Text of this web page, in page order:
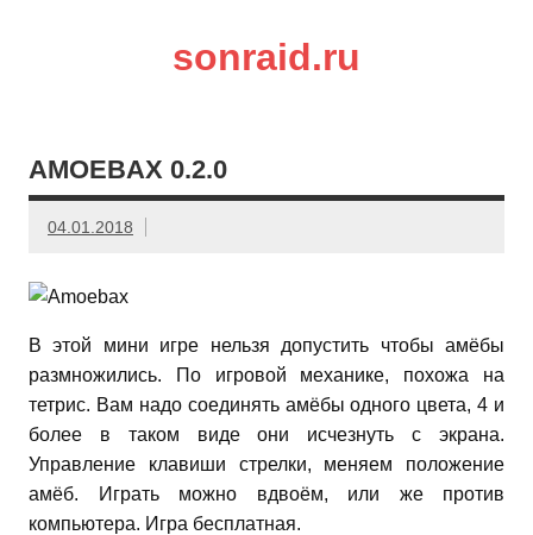
sonraid.ru
AMOEBAX 0.2.0
04.01.2018
В этой мини игре нельзя допустить чтобы амёбы
размножились. По игровой механике, похожа на
тетрис. Вам надо соединять амёбы одного цвета, 4 и
более в таком виде они исчезнуть с экрана.
Управление клавиши стрелки, меняем положение
амёб. Играть можно вдвоём, или же против
компьютера. Игра бесплатная.